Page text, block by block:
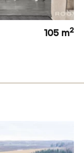
105 m2